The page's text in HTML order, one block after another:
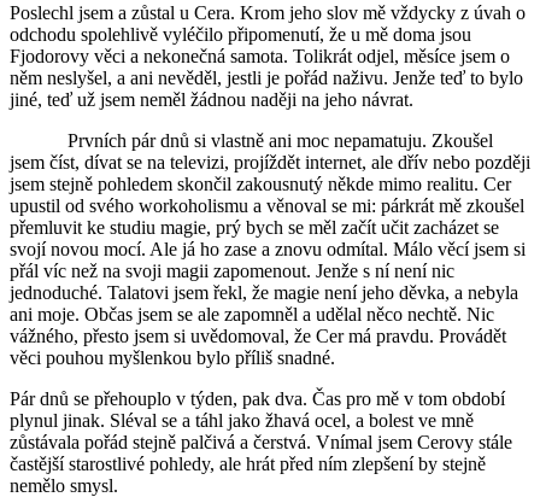
Poslechl jsem a zůstal u Cera. Krom jeho slov mě vždycky z úvah o
odchodu spolehlivě vyléčilo připomenutí, že u mě doma jsou
Fjodorovy věci a nekonečná samota. Tolikrát odjel, měsíce jsem o
něm neslyšel, a ani nevěděl, jestli je pořád naživu. Jenže teď to bylo
jiné, teď už jsem neměl žádnou naději na jeho návrat.
Prvních pár dnů si vlastně ani moc nepamatuju. Zkoušel
jsem číst, dívat se na televizi, projíždět internet, ale dřív nebo později
jsem stejně pohledem skončil zakousnutý někde mimo realitu. Cer
upustil od svého workoholismu a věnoval se mi: párkrát mě zkoušel
přemluvit ke studiu magie, prý bych se měl začít učit zacházet se
svojí novou mocí. Ale já ho zase a znovu odmítal. Málo věcí jsem si
přál víc než na svoji magii zapomenout. Jenže s ní není nic
jednoduché. Talatovi jsem řekl, že magie není jeho děvka, a nebyla
ani moje. Občas jsem se ale zapomněl a udělal něco nechtě. Nic
vážného, přesto jsem si uvědomoval, že Cer má pravdu. Provádět
věci pouhou myšlenkou bylo příliš snadné.
Pár dnů se přehouplo v týden, pak dva. Čas pro mě v tom období
plynul jinak. Sléval se a táhl jako žhavá ocel, a bolest ve mně
zůstávala pořád stejně palčivá a čerstvá. Vnímal jsem Cerovy stále
častější starostlivé pohledy, ale hrát před ním zlepšení by stejně
nemělo smysl.